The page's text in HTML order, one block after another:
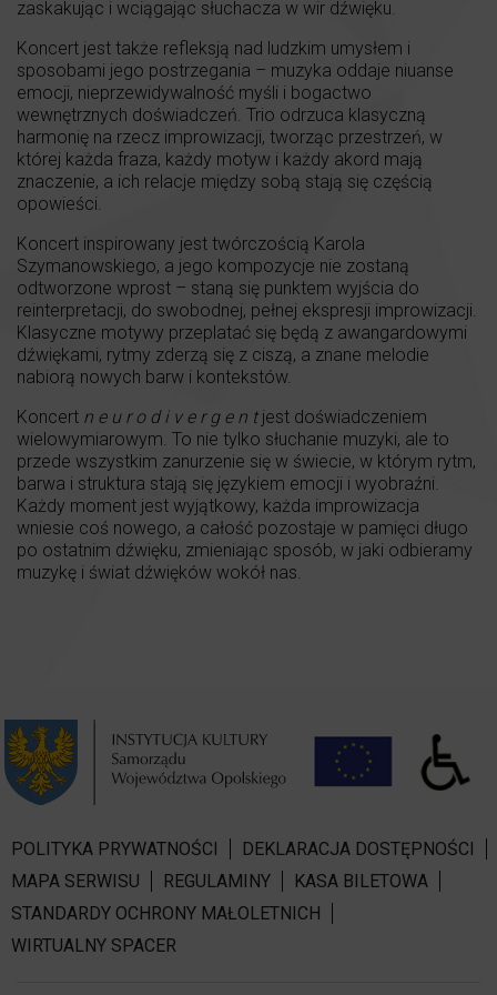
zaskakując i wciągając słuchacza w wir dźwięku.
Koncert jest także refleksją nad ludzkim umysłem i
sposobami jego postrzegania – muzyka oddaje niuanse
emocji, nieprzewidywalność myśli i bogactwo
wewnętrznych doświadczeń. Trio odrzuca klasyczną
harmonię na rzecz improwizacji, tworząc przestrzeń, w
której każda fraza, każdy motyw i każdy akord mają
znaczenie, a ich relacje między sobą stają się częścią
opowieści.
Koncert inspirowany jest twórczością Karola
Szymanowskiego, a jego kompozycje nie zostaną
odtworzone wprost – staną się punktem wyjścia do
reinterpretacji, do swobodnej, pełnej ekspresji improwizacji.
Klasyczne motywy przeplatać się będą z awangardowymi
dźwiękami, rytmy zderzą się z ciszą, a znane melodie
nabiorą nowych barw i kontekstów.
Koncert n e u r o d i v e r g e n tjest doświadczeniem
wielowymiarowym. To nie tylko słuchanie muzyki, ale to
przede wszystkim zanurzenie się w świecie, w którym rytm,
barwa i struktura stają się językiem emocji i wyobraźni.
Każdy moment jest wyjątkowy, każda improwizacja
wniesie coś nowego, a całość pozostaje w pamięci długo
po ostatnim dźwięku, zmieniając sposób, w jaki odbieramy
muzykę i świat dźwięków wokół nas.
POLITYKA PRYWATNOŚCI
DEKLARACJA DOSTĘPNOŚCI
MAPA SERWISU
REGULAMINY
KASA BILETOWA
STANDARDY OCHRONY MAŁOLETNICH
WIRTUALNY SPACER